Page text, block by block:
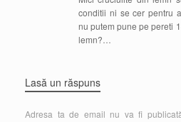
conditii ni se cer pentru
nu putem pune pe pereti
lemn?…
Lasă un răspuns
Adresa ta de email nu va fi